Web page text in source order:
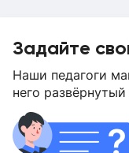
Задайте
Наши педагоги
него развёрнутый